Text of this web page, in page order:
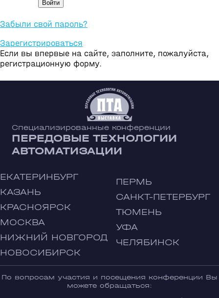
Забыли свой пароль?
Зарегистрироваться
Если вы впервые на сайте, заполните, пожалуйста,
регистрационную форму.
Специализированные конференции
ПЕРЕДОВЫЕ ТЕХНОЛОГИИ
АВТОМАТИЗАЦИИ
ЕКАТЕРИНБУРГ
КАЗАНЬ
КРАСНОЯРСК
МОСКВА
НИЖНИЙ НОВГОРОД
НОВОСИБИРСК
ПЕРМЬ
САНКТ-ПЕТЕРБУРГ
ТЮМЕНЬ
УФА
ЧЕЛЯБИНСК
По вопросам участия и посещения конференции Вы
можете обращаться: